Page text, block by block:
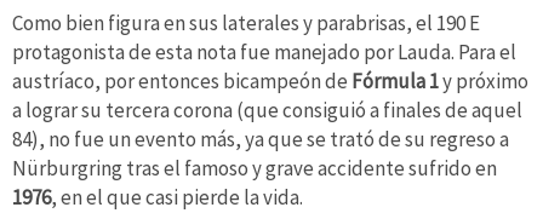
Como bien figura en sus laterales y parabrisas, el 190 E
protagonista de esta nota fue manejado por Lauda. Para el
austríaco, por entonces bicampeón de Fórmula 1y próximo
a lograr su tercera corona (que consiguió a finales de aquel
84), no fue un evento más, ya que se trató de su regreso a
Nürburgring tras el famoso y grave accidente sufrido en
1976, en el que casi pierde la vida.